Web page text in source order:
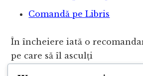
Comandă pe Libris
În încheiere iată o
pe care să îl asculți